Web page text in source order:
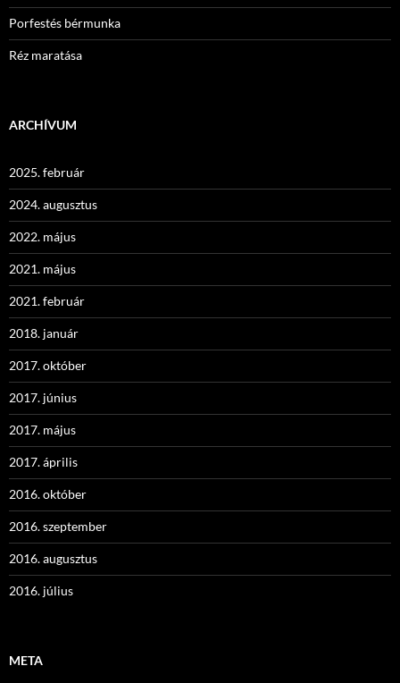
Porfestés bérmunka
Réz maratása
ARCHÍVUM
2025. február
2024. augusztus
2022. május
2021. május
2021. február
2018. január
2017. október
2017. június
2017. május
2017. április
2016. október
2016. szeptember
2016. augusztus
2016. július
META